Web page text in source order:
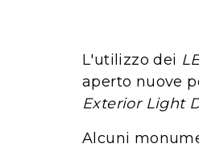
L'utilizzo dei
aperto nuove
Exterior Light
Alcuni